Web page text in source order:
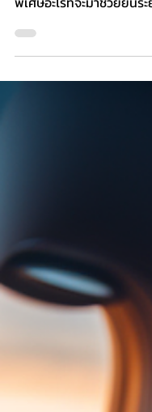
10 เว็บฟรีฝึกทักษะ
อังกฤษ
1 ใน 4 ทักษะ ที่ผมคิดว่าต้อ
นานที่สุดก็คือ ทักษะการฟั